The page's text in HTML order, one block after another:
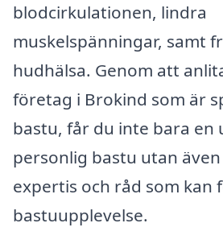
blodcirkulationen, lindra
muskelspänningar, samt
hudhälsa. Genom att
företag i Brokind som är
bastu, får du inte bara en
personlig bastu utan
expertis och råd som kan
bastuupplevelse.